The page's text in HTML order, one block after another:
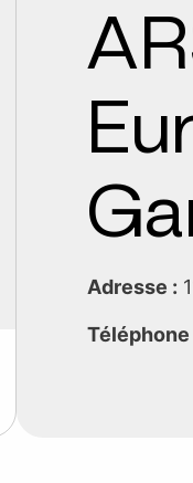
Adresse :
Téléphone